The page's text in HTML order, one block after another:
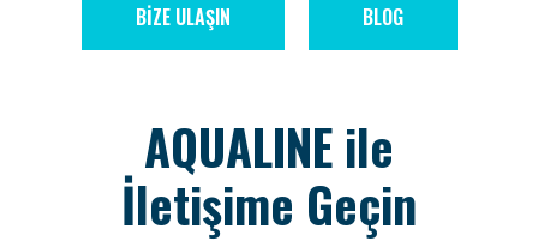
BİZE ULAŞIN BLOG
AQUALINE ile
İletişime Geçin